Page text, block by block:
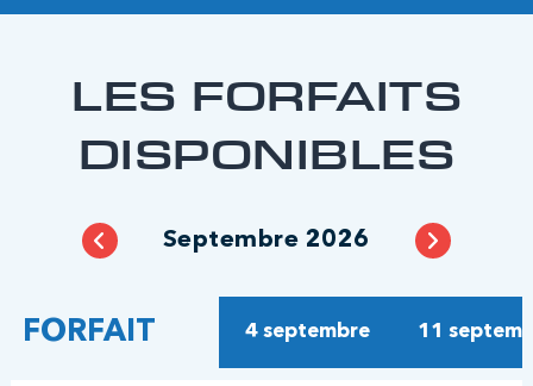
LES FORFAITS
DISPONIBLES
Septembre 2026
FORFAIT 4 septembre 11